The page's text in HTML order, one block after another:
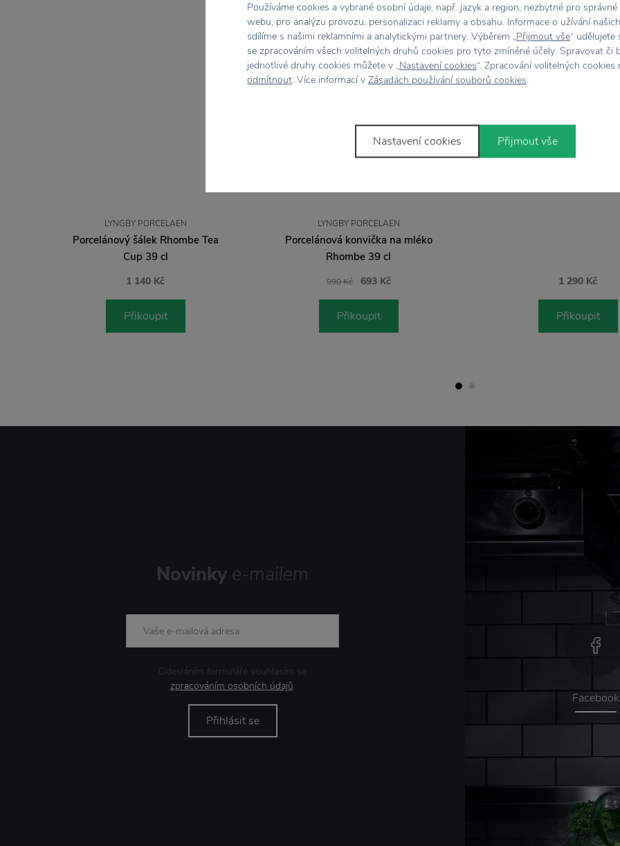
LYNGBY PORCELAEN
Porcelánový šálek Rhombe Tea
Cup 39 cl
1 140 Kč
Přikoupit
−30 %
LYNGBY PORCELAEN
Porcelánová konvička na mléko
Rhombe 39 cl
990 Kč 693 Kč
Přikoupit
1 290 Kč
Přikoupit
Novinky e-mailem
Odesláním formuláře souhlasím se
zpracováním osobních údajů.
Přihlásit se
Facebook
Používáme cookies a vybrané osobní údaje, např. jazyk a region, nezbytné pro
webu, pro analýzu provozu, personalizaci reklamy a obsahu. Informace o užívání
sdílíme s našimi reklamními a analytickými partnery. Výběrem „Přijmout vše“ udělujete
se zpracováním všech volitelných druhů cookies pro tyto zmíněné účely. Spravovat či
jednotlivé druhy cookies můžete v „Nastavení cookies“. Zpracování volitelných cookies
odmítnout. Více informací v Zásadách používání souborů cookies.
Nastavení cookies Přijmout vše